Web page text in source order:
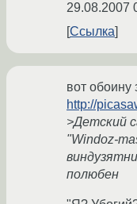
29.08.2007
Ссылка
вот обоину
http://
>Детский
"Windoz-
полюбен